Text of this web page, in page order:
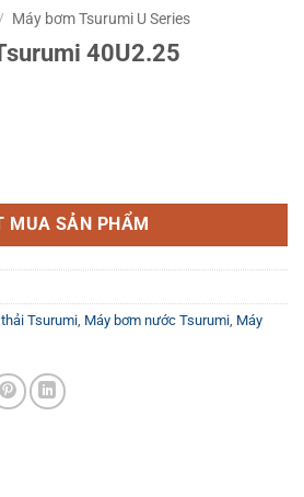
/ Máy bơm Tsurumi U Series
40U2.25
số lượng
MUA SẢN PHẨM
Tsurumi Máy bơm nước Tsurumi Máy